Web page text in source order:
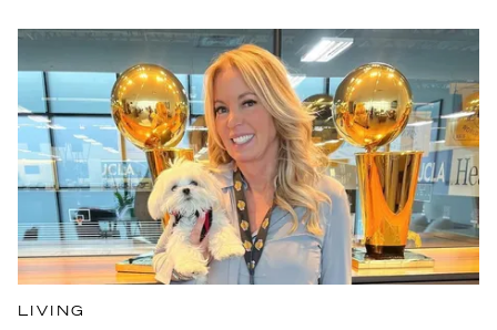
LIVING